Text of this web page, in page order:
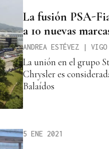
La fusión PSA-
a 10 nuevas
ANDREA ESTÉVEZ | VIGO
La unión en el grupo
Chrysler es
Balaídos
5 ENE 2021